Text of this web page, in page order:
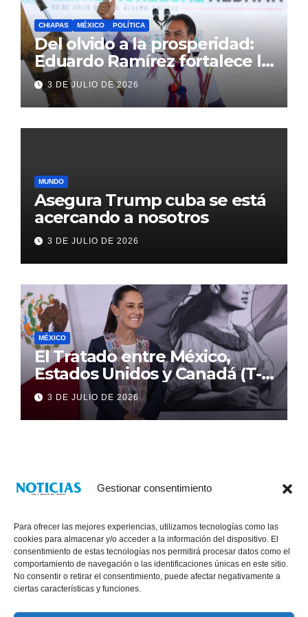
Gestionar consentimiento
Para ofrecer las mejores experiencias, utilizamos tecnologías como las
cookies para almacenar y/o acceder a la información del dispositivo. El
consentimiento de estas tecnologías nos permitirá procesar datos como el
comportamiento de navegación o las identificaciones únicas en este sitio.
No consentir o retirar el consentimiento, puede afectar negativamente a
ciertas características y funciones.
CHIAPAS MÉXICO POLÍTICA
Del olvido a la prosperidad:
Eduardo Ramírez fortalece la
transformación de Aldama
con inversión histórica
3 DE JULIO DE 2026
MUNDO
Asegura Trump cuba se está
acercando a nosotros
3 DE JULIO DE 2026
MÉXICO
El Tratado entre México,
Estados Unidos y Canadá (T-
MEC) se mantiene hasta el
2036: Presidenta Claudia
Sheinbaum
3 DE JULIO DE 2026
® Derechos Reservados 2026|